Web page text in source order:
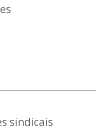
sindicais